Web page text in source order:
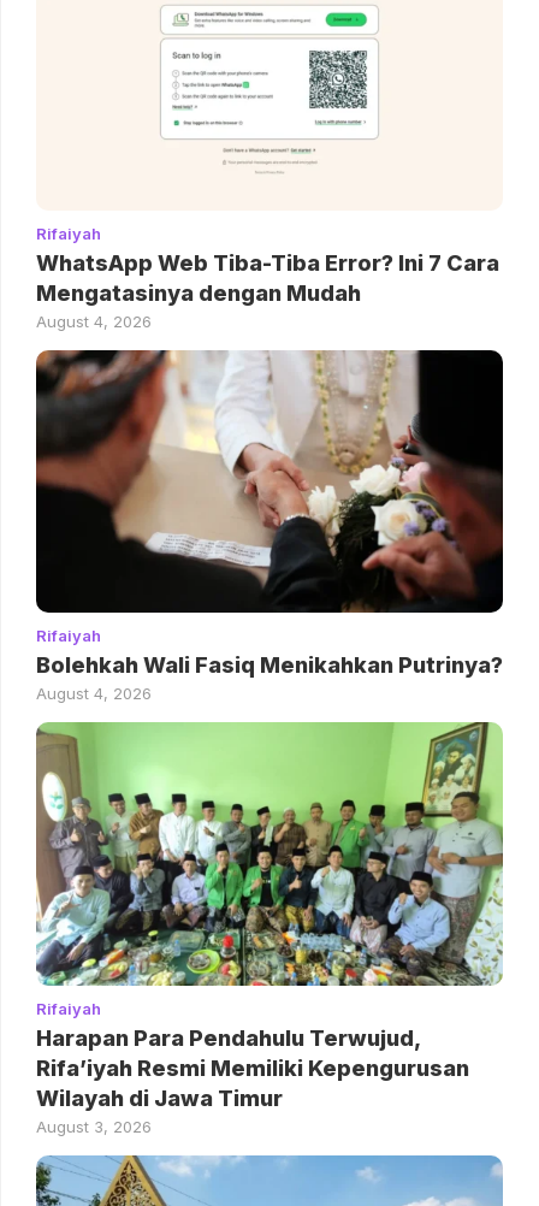
Rifaiyah
WhatsApp Web Tiba-Tiba Error? Ini 7 Cara
Mengatasinya dengan Mudah
August 4, 2026
Rifaiyah
Bolehkah Wali Fasiq Menikahkan Putrinya?
August 4, 2026
Rifaiyah
Harapan Para Pendahulu Terwujud,
Rifa’iyah Resmi Memiliki Kepengurusan
Wilayah di Jawa Timur
August 3, 2026